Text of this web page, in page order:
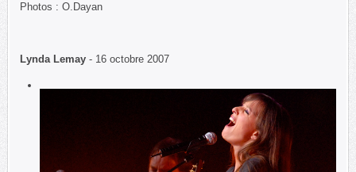
Photos : O.Dayan
Lynda Lemay - 16 octobre 2007